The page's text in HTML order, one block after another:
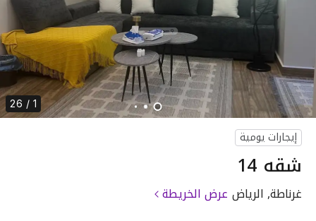
1 / 26
إيجارات يومية
شقه 14
غرناطة, الرياض عرض الخريطة